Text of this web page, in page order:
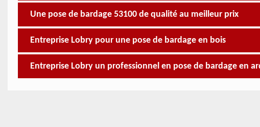
Une pose de bardage 53100 de qualité au meilleur prix
Entreprise Lobry pour une pose de bardage en bois
Entreprise Lobry un professionnel en pose de bardage en